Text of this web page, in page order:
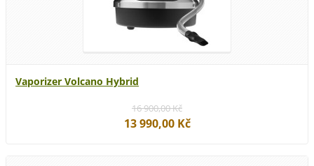
Vaporizer Volcano Hybrid
16 900,00 Kč
13 990,00 Kč